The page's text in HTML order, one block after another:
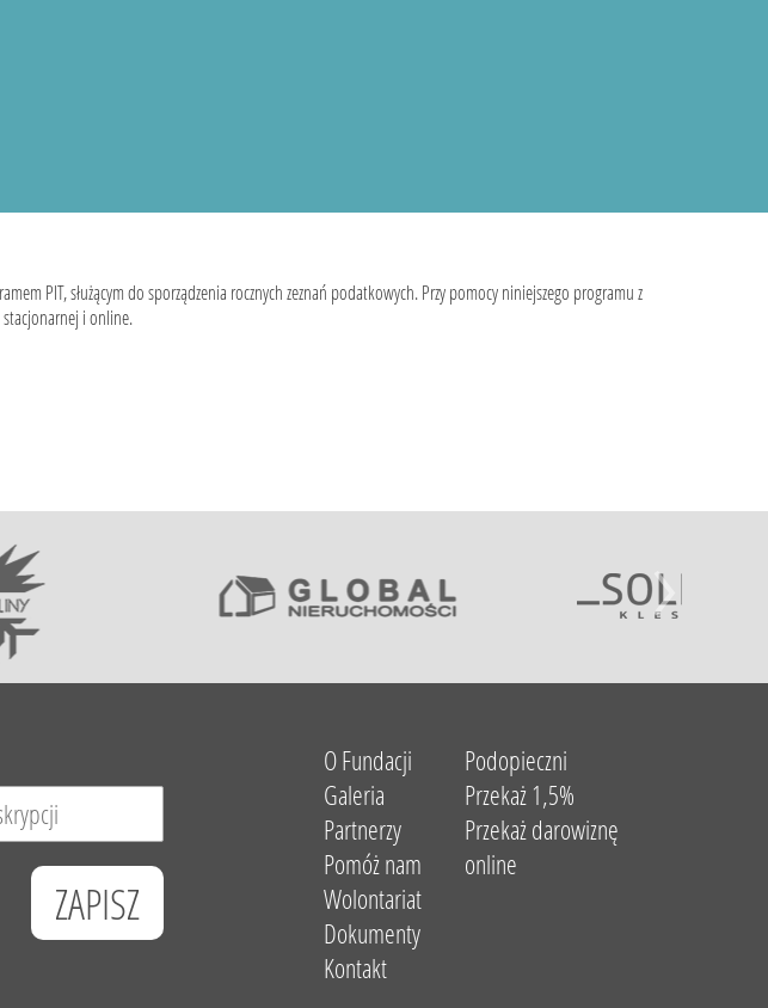
PIT, służącym do sporządzenia rocznych zeznań podatkowych. Przy pomocy niniejszego programu z
i online.
O Fundacji
Galeria
Partnerzy
Pomóż nam
Wolontariat
Dokumenty
Kontakt
Podopieczni
Przekaż 1,5%
Przekaż darowiznę
online